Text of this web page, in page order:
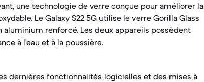
une technologie de verre conçue pour améliorer la
Le Galaxy S22 5G utilise le verre Gorilla Glass
aluminium renforcé. Les deux appareils possèdent
à l'eau et à la poussière.
dernières fonctionnalités logicielles et des mises à